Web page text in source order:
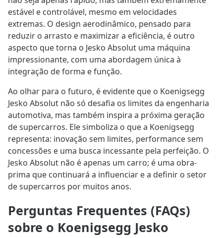
estável e controlável, mesmo em velocidades
extremas. O design aerodinâmico, pensado para
reduzir o arrasto e maximizar a eficiência, é outro
aspecto que torna o Jesko Absolut uma máquina
impressionante, com uma abordagem única à
integração de forma e função.
Ao olhar para o futuro, é evidente que o Koenigsegg
Jesko Absolut não só desafia os limites da engenharia
automotiva, mas também inspira a próxima geração
de supercarros. Ele simboliza o que a Koenigsegg
representa: inovação sem limites, performance sem
concessões e uma busca incessante pela perfeição. O
Jesko Absolut não é apenas um carro; é uma obra-
prima que continuará a influenciar e a definir o setor
de supercarros por muitos anos.
Perguntas Frequentes (FAQs)
sobre o Koenigsegg Jesko